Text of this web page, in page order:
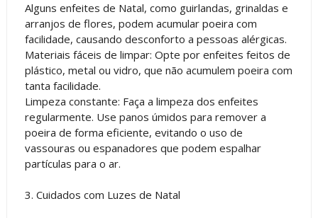
Alguns enfeites de Natal, como guirlandas, grinaldas e
arranjos de flores, podem acumular poeira com
facilidade, causando desconforto a pessoas alérgicas.
Materiais fáceis de limpar: Opte por enfeites feitos de
plástico, metal ou vidro, que não acumulem poeira com
tanta facilidade.
Limpeza constante: Faça a limpeza dos enfeites
regularmente. Use panos úmidos para remover a
poeira de forma eficiente, evitando o uso de
vassouras ou espanadores que podem espalhar
partículas para o ar.
3. Cuidados com Luzes de Natal